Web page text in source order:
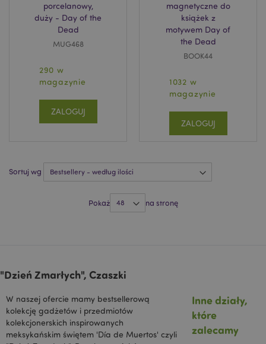
porcelanowy,
duży - Day of the
Dead
MUG468
290 w
magazynie
ZALOGUJ
magnetyczne do
książek z
motywem Day of
the Dead
BOOK44
1032 w
magazynie
ZALOGUJ
Sortuj wg
Pokaż na stronę
"Dzień Zmarłych", Czaszki
W naszej ofercie mamy bestsellerową
kolekcję gadżetów i przedmiotów
kolekcjonerskich inspirowanych
meksykańskim świętem 'Día de Muertos' czyli
Inne działy,
które
zalecamy
mage-cache-storage
Adobe Inc.
www.puckator.pl
Adobe Inc.
recently_compared_product
Adobe Inc.
www.puckator.pl
mage-messages
Adobe Inc.
www.puckator.pl